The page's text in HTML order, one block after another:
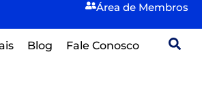
Área de Membros
Blog Fale Conosco